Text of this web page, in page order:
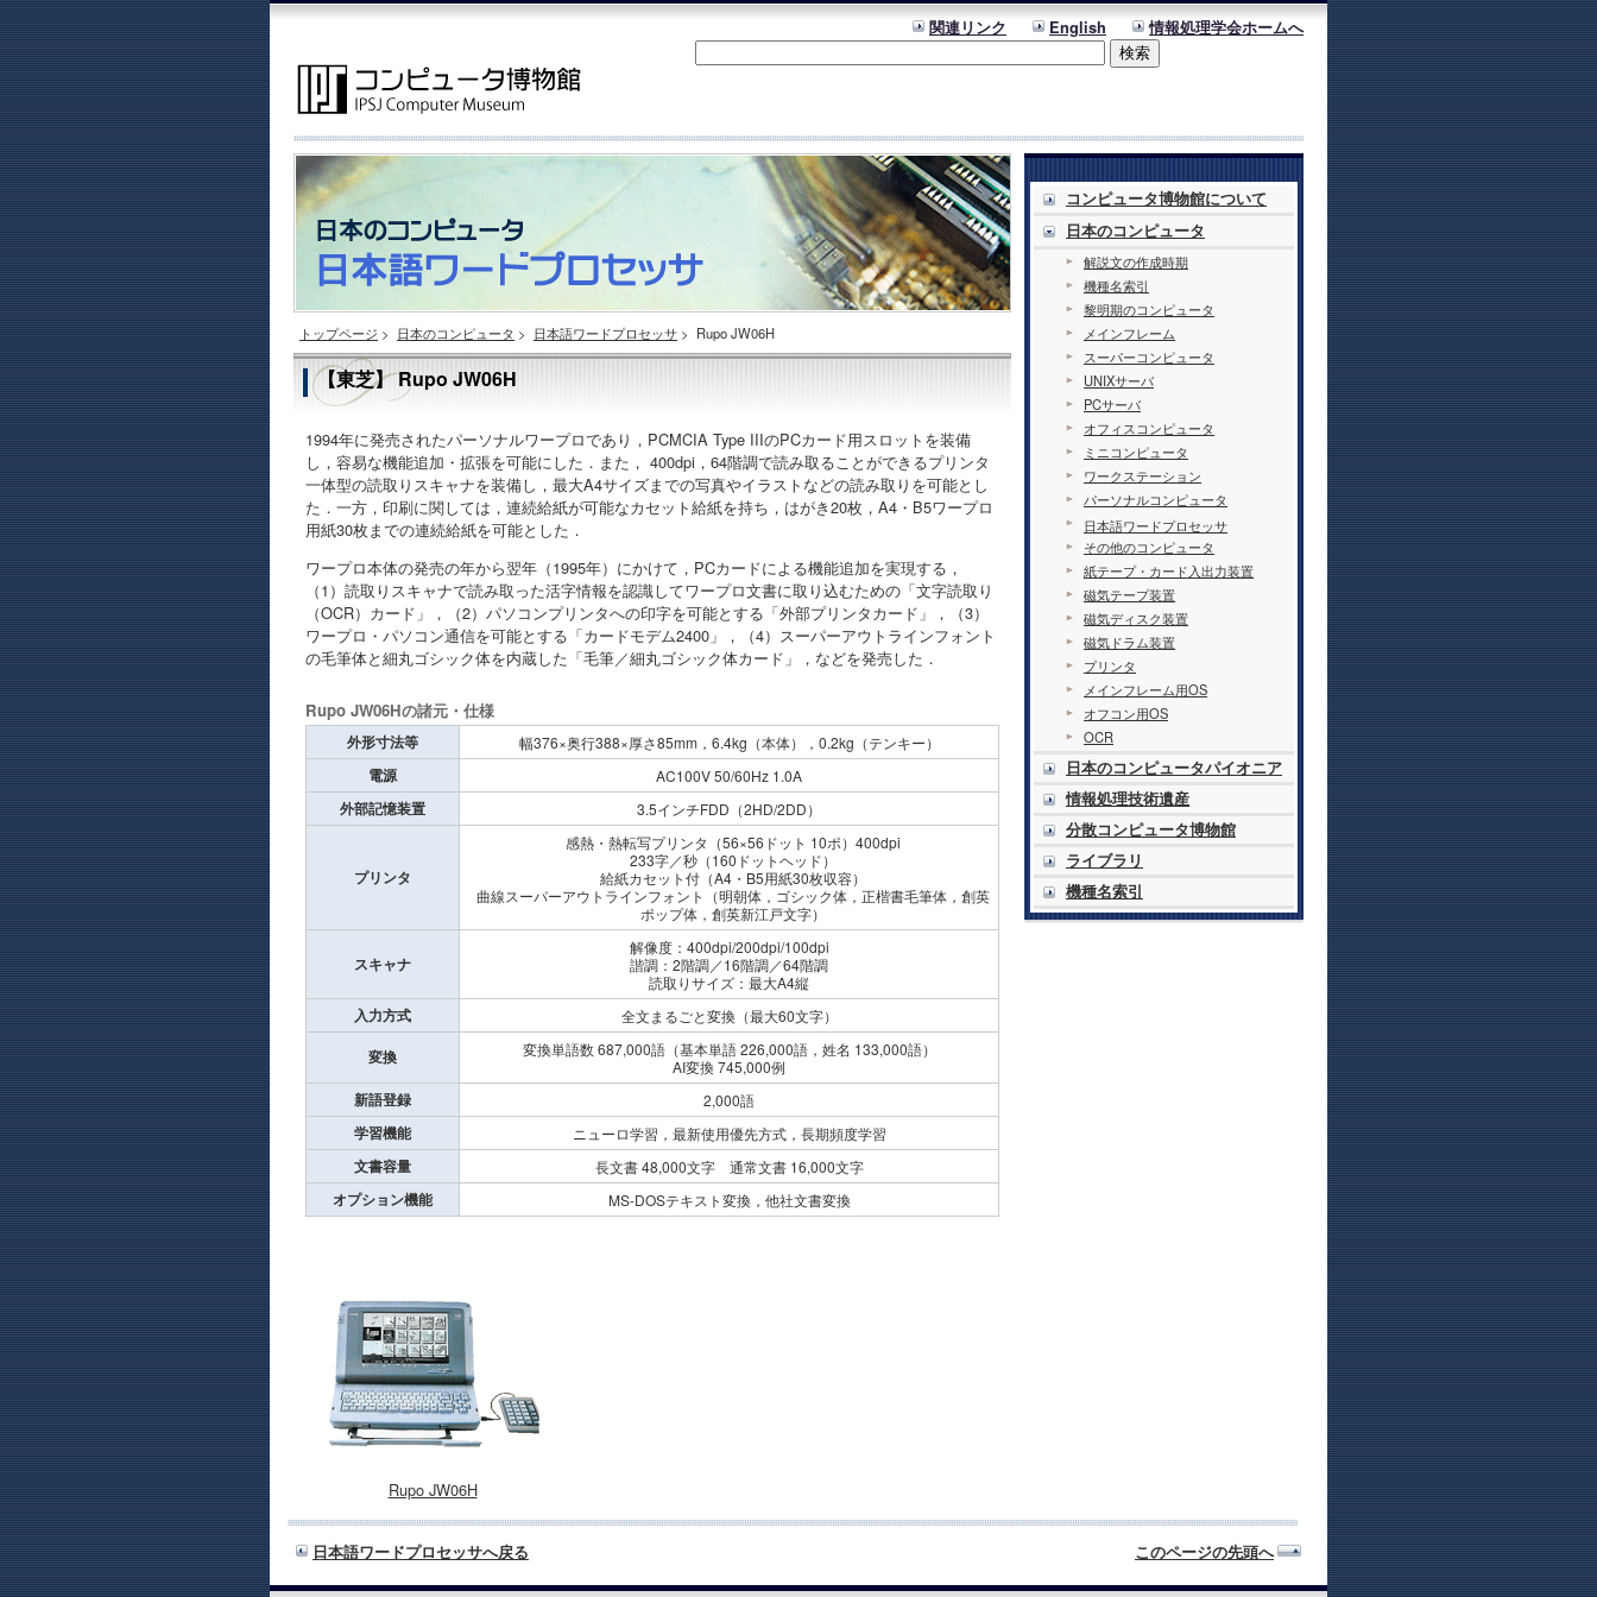
関連リンク English 情報処理学会ホームへ
トップページ > 日本のコンピュータ > 日本語ワードプロセッサ > Rupo JW06H
【東芝】 Rupo JW06H
1994年に発売されたパーソナルワープロであり，PCMCIA Type IIIのPCカード用スロットを装備
し，容易な機能追加・拡張を可能にした．また， 400dpi，64階調で読み取ることができるプリンタ
一体型の読取りスキャナを装備し，最大A4サイズまでの写真やイラストなどの読み取りを可能とし
た．一方，印刷に関しては，連続給紙が可能なカセット給紙を持ち，はがき20枚，A4・B5ワープロ
用紙30枚までの連続給紙を可能とした．
ワープロ本体の発売の年から翌年（1995年）にかけて，PCカードによる機能追加を実現する，
（1）読取りスキャナで読み取った活字情報を認識してワープロ文書に取り込むための「文字読取り
（OCR）カード」，（2）パソコンプリンタへの印字を可能とする「外部プリンタカード」，（3）
ワープロ・パソコン通信を可能とする「カードモデム2400」，（4）スーパーアウトラインフォント
の毛筆体と細丸ゴシック体を内蔵した「毛筆／細丸ゴシック体カード」，などを発売した．
Rupo JW06Hの諸元・仕様
外形寸法等 幅376×奥行388×厚さ85mm，6.4kg（本体），0.2kg（テンキー）
電源 AC100V 50/60Hz 1.0A
外部記憶装置 3.5インチFDD（2HD/2DD）
プリンタ
感熱・熱転写プリンタ（56×56ドット 10ポ）400dpi
233字／秒（160ドットヘッド）
給紙カセット付（A4・B5用紙30枚収容）
曲線スーパーアウトラインフォント（明朝体，ゴシック体，正楷書毛筆体，創英
ポップ体，創英新江戸文字）
スキャナ
解像度：400dpi/200dpi/100dpi
諧調：2階調／16階調／64階調
読取りサイズ：最大A4縦
入力方式 全文まるごと変換（最大60文字）
変換
変換単語数 687,000語（基本単語 226,000語，姓名 133,000語）
AI変換 745,000例
新語登録 2,000語
学習機能 ニューロ学習，最新使用優先方式，長期頻度学習
文書容量 長文書 48,000文字 通常文書 16,000文字
オプション機能 MS-DOSテキスト変換，他社文書変換
Rupo JW06H
コンピュータ博物館について
日本のコンピュータ
解説文の作成時期
機種名索引
黎明期のコンピュータ
メインフレーム
スーパーコンピュータ
UNIXサーバ
PCサーバ
オフィスコンピュータ
ミニコンピュータ
ワークステーション
パーソナルコンピュータ
日本語ワードプロセッサ
その他のコンピュータ
紙テープ・カード入出力装置
磁気テープ装置
磁気ディスク装置
磁気ドラム装置
プリンタ
メインフレーム用OS
オフコン用OS
OCR
日本のコンピュータパイオニア
情報処理技術遺産
分散コンピュータ博物館
ライブラリ
機種名索引
日本語ワードプロセッサへ戻る このページの先頭へ